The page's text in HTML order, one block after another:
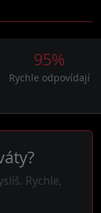
95%
Rychle odpovídají
Rychle,